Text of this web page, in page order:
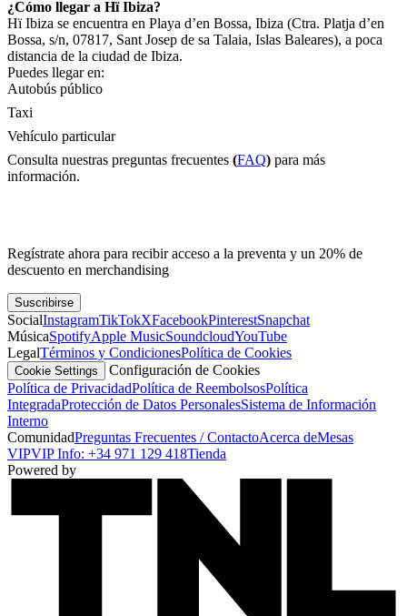
¿Cómo llegar a Hï Ibiza?
Hï Ibiza se encuentra en Playa d’en Bossa, Ibiza (Ctra. Platja d’en
Bossa, s/n, 07817, Sant Josep de sa Talaia, Islas Baleares), a poca
distancia de la ciudad de Ibiza.
Puedes llegar en:
Autobús público
Taxi
Vehículo particular
Consulta nuestras preguntas frecuentes (FAQ) para más
información.
Regístrate ahora para recibir acceso a la preventa y un 20% de
descuento en merchandising
Suscribirse
SocialInstagramTikTokXFacebookPinterestSnapchat
MúsicaSpotifyApple MusicSoundcloudYouTube
LegalTérminos y CondicionesPolítica de Cookies
Cookie Settings
Configuración de Cookies
Política de PrivacidadPolítica de ReembolsosPolítica
IntegradaProtección de Datos PersonalesSistema de Información
Interno
ComunidadPreguntas Frecuentes / ContactoAcerca deMesas
VIPVIP Info: +34 971 129 418Tienda
Powered by